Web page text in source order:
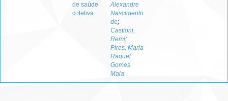
de saúde
coletiva
Alexandre
Nascimento
de;
Castioni,
Remi;
Pires, Maria
Raquel
Gomes
Maia